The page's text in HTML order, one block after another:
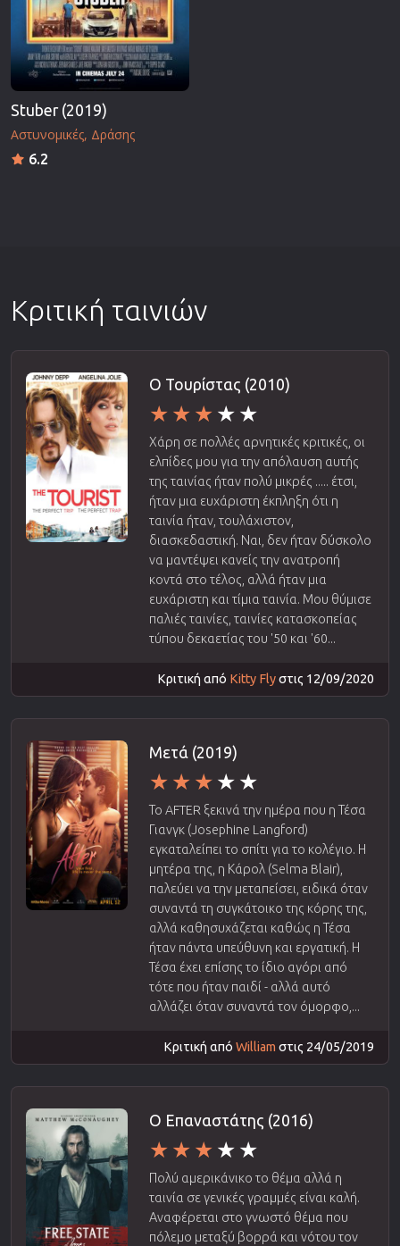
Stuber (2019)
Αστυνομικές Δράσης
6.2
Κριτική ταινιών
Ο Τουρίστας (2010)
Χάρη σε πολλές αρνητικές κριτικές, οι
ελπίδες μου για την απόλαυση αυτής
της ταινίας ήταν πολύ μικρές ..... έτσι,
ήταν μια ευχάριστη έκπληξη ότι η
ταινία ήταν, τουλάχιστον,
διασκεδαστική. Ναι, δεν ήταν δύσκολο
να μαντέψει κανείς την ανατροπή
κοντά στο τέλος, αλλά ήταν μια
ευχάριστη και τίμια ταινία. Μου θύμισε
παλιές ταινίες, ταινίες κατασκοπείας
τύπου δεκαετίας του '50 και '60...
Κριτική από Kitty Flyστις 12/09/2020
Μετά (2019)
Το AFTER ξεκινά την ημέρα που η Τέσα
Γιανγκ (Josephine Langford)
εγκαταλείπει το σπίτι για το κολέγιο. Η
μητέρα της, η Κάρολ (Selma Blair),
παλεύει να την μεταπείσει, ειδικά όταν
συναντά τη συγκάτοικο της κόρης της,
αλλά καθησυχάζεται καθώς η Τέσα
ήταν πάντα υπεύθυνη και εργατική. Η
Τέσα έχει επίσης το ίδιο αγόρι από
τότε που ήταν παιδί - αλλά αυτό
αλλάζει όταν συναντά τον όμορφο,...
Κριτική από William στις 24/05/2019
Ο Επαναστάτης (2016)
Πολύ αμερικάνικο το θέμα αλλά η
ταινία σε γενικές γραμμές είναι καλή.
Αναφέρεται στο γνωστό θέμα που
πόλεμο μεταξύ βορρά και νότου τον